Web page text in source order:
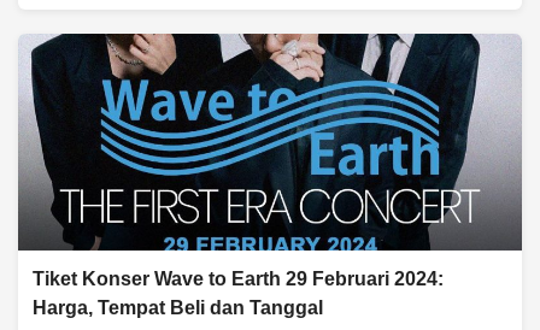
Tiket Konser Wave to Earth 29 Februari 2024:
Harga, Tempat Beli dan Tanggal